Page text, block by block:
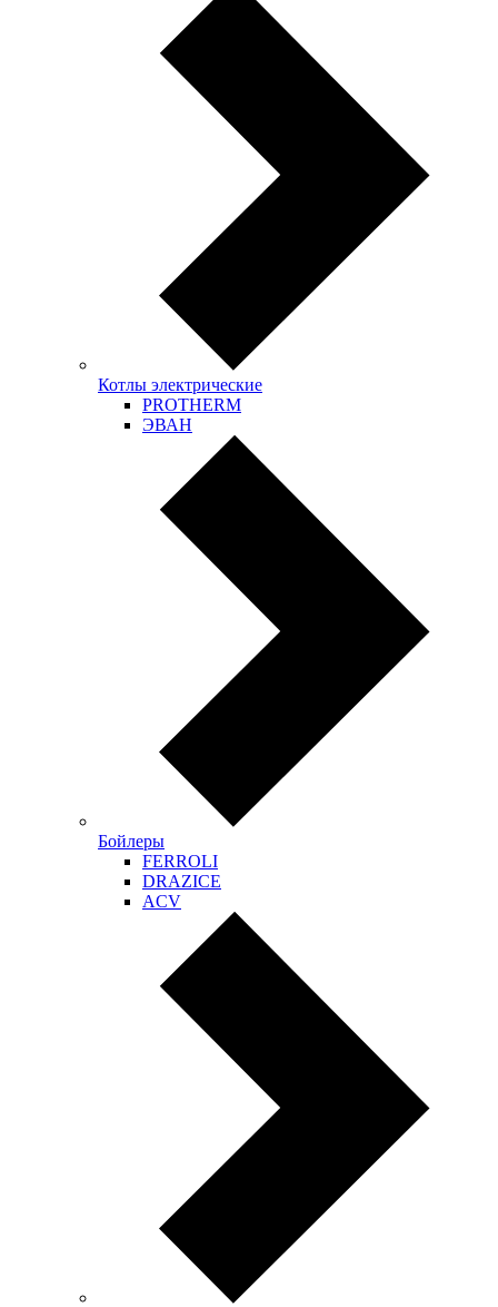
Котлы электрические
PROTHERM
ЭВАН
Бойлеры
FERROLI
DRAZICE
ACV